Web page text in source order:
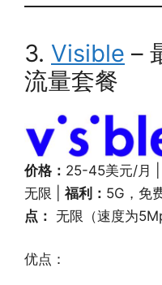
3. Visible –
流量套餐
价格： 25-45美元/月 |
无限 | 福利： 5G，免
点： 无限（速度为
优点：